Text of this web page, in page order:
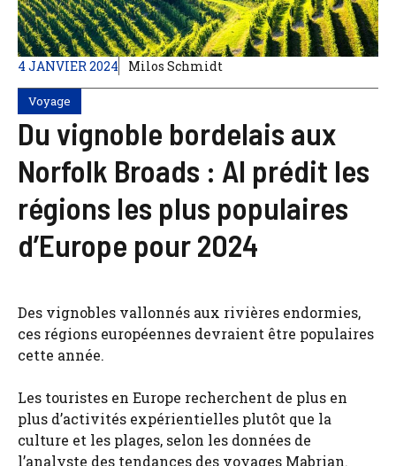
4 JANVIER 2024 Milos Schmidt
Voyage
Du vignoble bordelais aux
Norfolk Broads : AI prédit les
régions les plus populaires
d’Europe pour 2024
Des vignobles vallonnés aux rivières endormies,
ces régions européennes devraient être populaires
cette année.
Les touristes en Europe recherchent de plus en
plus d’activités expérientielles plutôt que la
culture et les plages, selon les données de
l’analyste des tendances des voyages Mabrian.